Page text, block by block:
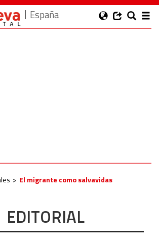
España
El migrante como salvavidas
EDITORIAL